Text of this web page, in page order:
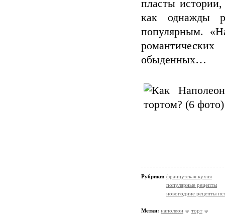
пласты
как однажды
популярным.
обыденных…
Рубрики: французская кухня
популярные рецепты
новогодние рецепты
Метки: наполеон торт